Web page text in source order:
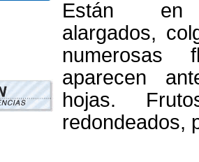
Están en
alargados,
numerosas
aparecen
hojas.
redondeados,